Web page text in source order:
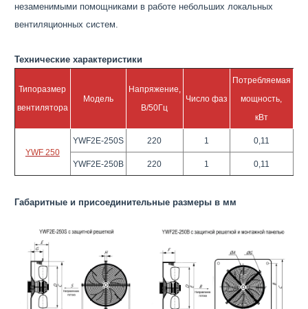
незаменимыми помощниками в работе небольших локальных
вентиляционных систем.
Технические характеристики
Типоразмер
вентилятора
Модель
Напряжение,
В/50Гц
Число фаз
Потребляемая
мощность,
кВт
YWF 250
YWF2Е-250S 220 1 0,11
YWF2Е-250B 220 1 0,11
Габаритные и присоединительные размеры в мм